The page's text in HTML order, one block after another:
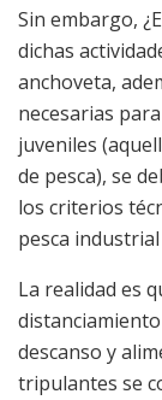
Sin embargo,
dichas
anchoveta,
necesarias
juveniles
de pesca), se
los criterios
pesca
La realidad es
descanso y
tripulantes se